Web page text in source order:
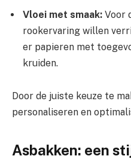
Vloei met smaak: Voor
rookervaring willen
er papieren met
kruiden.
Door de juiste keuze te
personaliseren en
Asbakken: een